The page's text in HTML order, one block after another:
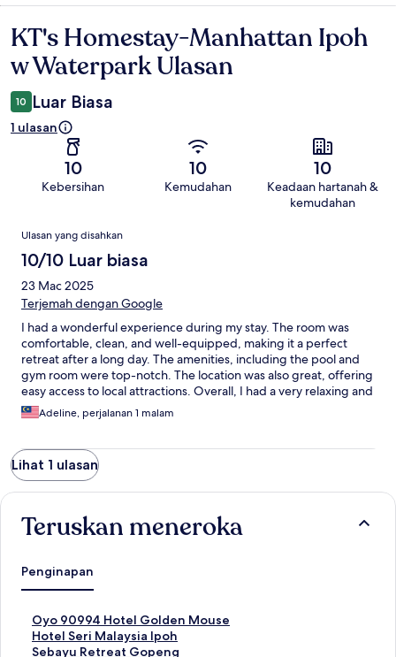
Ulasan
KT's Homestay-Manhattan Ipoh
w Waterpark Ulasan
10 Luar Biasa
1 ulasan
10
Kebersihan
10
Kemudahan
10
Keadaan hartanah &
kemudahan
Ulasan
Ulasan yang disahkan
10/10 Luar biasa
23 Mac 2025
Terjemah dengan Google
I had a wonderful experience during my stay. The room was
comfortable, clean, and well-equipped, making it a perfect
retreat after a long day. The amenities, including the pool and
gym room were top-notch. The location was also great, offering
easy access to local attractions. Overall, I had a very relaxing and
enjoyable time, and I would definitely recommend this place to
others.
Adeline, perjalanan 1 malam
Lihat 1 ulasan
Teruskan meneroka
Penginapan
Oyo 90994 Hotel Golden Mouse
P
a
u
Hotel Seri Malaysia Ipoh
P
a
Sebayu Retreat Gopeng
P